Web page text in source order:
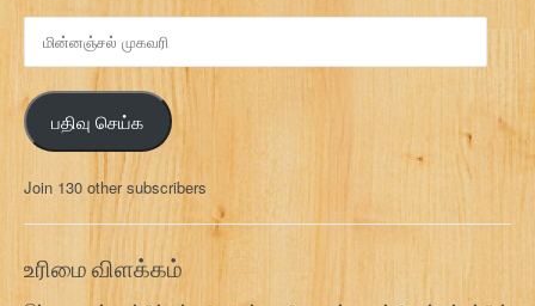
ஞ்
ச
ல்
க
வ
பதிவு செய்க
Join 130 other subscribers
உரிமை விளக்கம்